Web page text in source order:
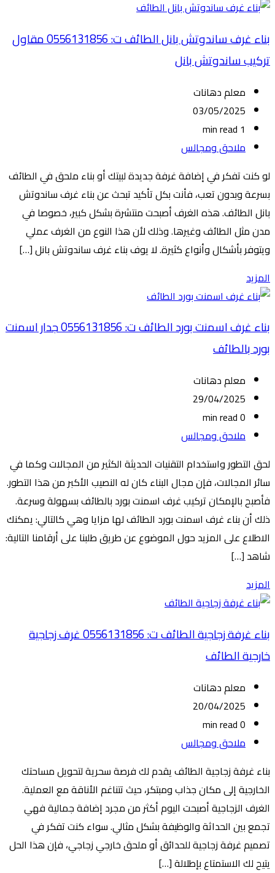
بناء غرف ساندوتش بانل الطائف ت: 0556131856 مقاول
تركيب ساندوتش بانل
معلم دهانات
03/05/2025
1 min read
ملاحق ومجالس
لو كنت تفكر في إضافة غرفة جديدة لبيتك أو بناء ملحق في الطائف
بسرعة وبدون تعب، فأنت بكل تأكيد تبحث عن بناء غرف ساندوتش
بانل الطائف. هذه الغرف أصبحت منتشرة بشكل كبير، خصوصا في
مدن مثل الطائف وغيرها. وذلك لأن هذا النوع من الغرف عملي
ويتوفر بأشكال وأنواع كثيرة. لا يوف بناء غرف ساندوتش بانل […]
المزيد
بناء غرف اسمنت بورد الطائف ت: 0556131856 جدار اسمنت
بورد بالطائف
معلم دهانات
29/04/2025
0 min read
ملاحق ومجالس
لحق التطور واستخدام التقنيات الحديثة الكثير من المجالات وكما في
سائر المجالات، فإن مجال البناء كان له النصيب الأكبر من هذا التطور.
فأصبح بالإمكان تركيب غرف اسمنت بورد بالطائف بسهولة وسرعة.
ذلك أن بناء غرف اسمنت بورد الطائف لها مزايا وهي كالتالي: يمكنك
الاطلاع على المزيد حول الموضوع عن طريق طلبنا على أرقامنا التالية:
شاهد […]
المزيد
بناء غرفة زجاجية الطائف ت: 0556131856 غرف زجاجية
خارجية الطائف
معلم دهانات
20/04/2025
0 min read
ملاحق ومجالس
بناء غرفة زجاجية الطائف يقدم لك فرصة سحرية لتحويل مساحتك
الخارجية إلى مكان جذاب ومبتكر، حيث تتناغم الأناقة مع العملية.
الغرف الزجاجية أصبحت اليوم أكثر من مجرد إضافة جمالية فهي
تجمع بين الحداثة والوظيفة بشكل مثالي. سواء كنت تفكر في
تصميم غرفة زجاجية للحدائق أو ملحق خارجي زجاجي، فإن هذا الحل
يتيح لك الاستمتاع بإطلالة […]